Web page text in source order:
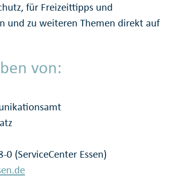
für Freizeittipps und
und zu weiteren Themen direkt auf
von:
(ServiceCenter Essen)